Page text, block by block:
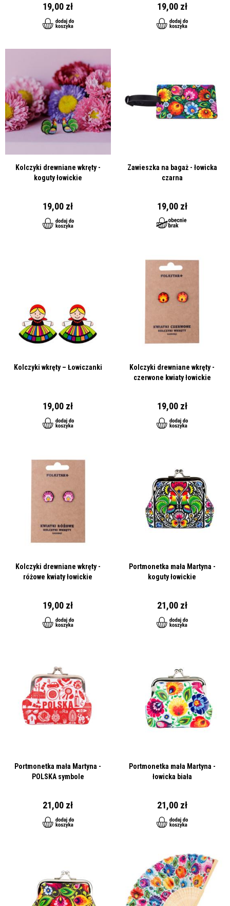
19,00 zł 19,00 zł
Kolczyki drewniane wkręty -
koguty łowickie
19,00 zł
Zawieszka na bagaż - łowicka
czarna
19,00 zł
Kolczyki wkręty – Łowiczanki
19,00 zł
Kolczyki drewniane wkręty -
czerwone kwiaty łowickie
19,00 zł
Kolczyki drewniane wkręty -
różowe kwiaty łowickie
19,00 zł
Portmonetka mała Martyna -
koguty łowickie
21,00 zł
Portmonetka mała Martyna -
POLSKA symbole
21,00 zł
Portmonetka mała Martyna -
łowicka biała
21,00 zł